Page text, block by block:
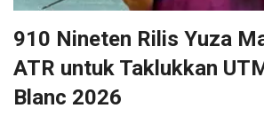
910 Nineten Rilis Yuza
ATR untuk Taklukkan
Blanc 2026